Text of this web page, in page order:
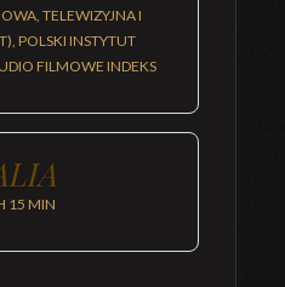
TELEWIZYJNA I
POLSKI INSTYTUT
FILMOWE INDEKS
15 MIN